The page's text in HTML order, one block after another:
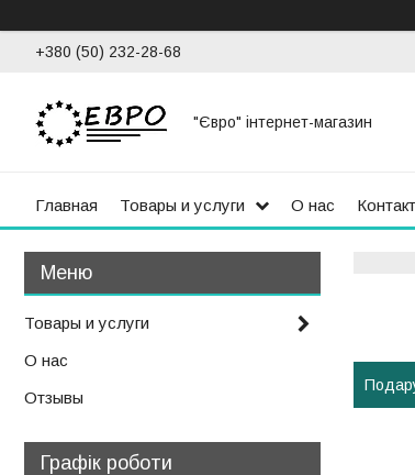
+380 (50) 232-28-68
"Євро" інтернет-магазин
Главная Товары и услуги О нас
Товары и услуги
О нас
Отзывы
Графік роботи